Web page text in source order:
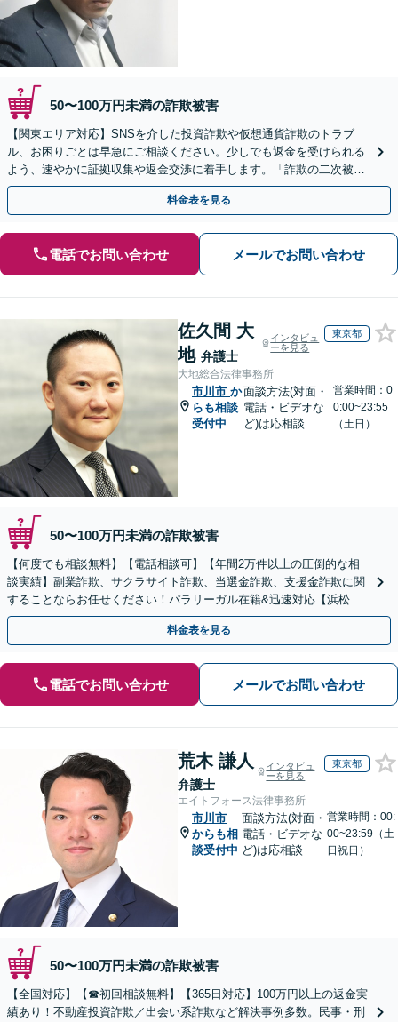
50〜100万円未満の詐欺被害
【関東エリア対応】SNSを介した投資詐欺や仮想通貨詐欺のトラブ
ル、お困りごとは早急にご相談ください。少しでも返金を受けられる
よう、速やかに証拠収集や返金交渉に着手します。「詐欺の二次被
害」のご相談も対応します【初回相談無料】【Web相談可】
料金表を見る
電話でお問い合わせ メールでお問い合わせ
佐久間 大
地 弁護士
インタビュ
ーを見る
東京都
大地総合法律事務所
市川市 か
らも相談
受付中
面談方法(対面・
電話・ビデオな
ど)は応相談
営業時間：0
0:00~23:55
（土日）
50〜100万円未満の詐欺被害
【何度でも相談無料】【電話相談可】【年間2万件以上の圧倒的な相
談実績】副業詐欺、サクラサイト詐欺、当選金詐欺、支援金詐欺に関
することならお任せください！パラリーガル在籍&迅速対応【浜松町
駅1分】※結婚詐欺・ロマンス詐欺に関するご相談はお断り
料金表を見る
電話でお問い合わせ メールでお問い合わせ
荒木 謙人
弁護士
インタビュ
ーを見る
東京都
エイトフォース法律事務所
市川市
からも相
談受付中
面談方法(対面・
電話・ビデオな
ど)は応相談
営業時間：00:
00~23:59（土
日祝日）
50〜100万円未満の詐欺被害
【全国対応】【☎︎初回相談無料】【365日対応】100万円以上の返金実
績あり！不動産投資詐欺／出会い系詐欺など解決事例多数。民事・刑